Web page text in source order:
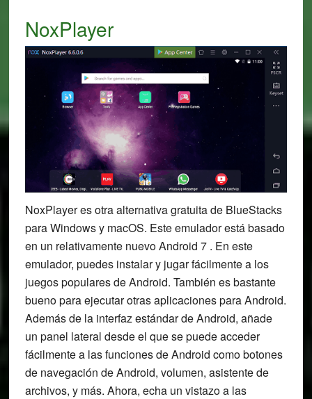
NoxPlayer
NoxPlayer es otra alternativa gratuita de BlueStacks
para Windows y macOS. Este emulador está basado
en un relativamente nuevo Android 7 . En este
emulador, puedes instalar y jugar fácilmente a los
juegos populares de Android. También es bastante
bueno para ejecutar otras aplicaciones para Android.
Además de la interfaz estándar de Android, añade
un panel lateral desde el que se puede acceder
fácilmente a las funciones de Android como botones
de navegación de Android, volumen, asistente de
archivos, y más. Ahora, echa un vistazo a las